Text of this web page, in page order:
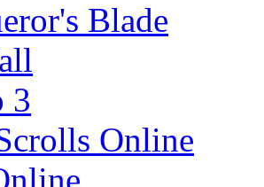
Blade
3
Online